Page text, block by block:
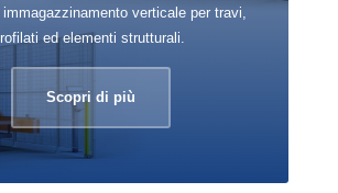
verticale per travi,
ed elementi strutturali.
Scopri di più